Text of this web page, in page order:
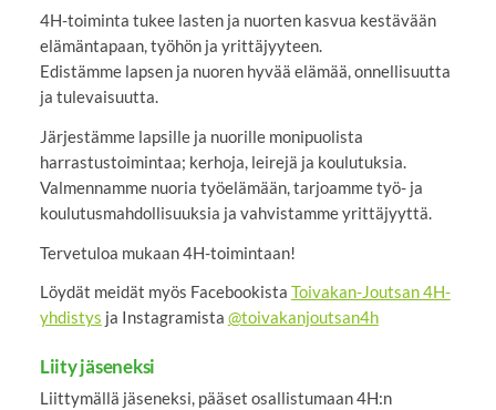
4H-toiminta tukee lasten ja nuorten kasvua kestävään
elämäntapaan, työhön ja yrittäjyyteen.
Edistämme lapsen ja nuoren hyvää elämää, onnellisuutta
ja tulevaisuutta.
Järjestämme lapsille ja nuorille monipuolista
harrastustoimintaa; kerhoja, leirejä ja koulutuksia.
Valmennamme nuoria työelämään, tarjoamme työ- ja
koulutusmahdollisuuksia ja vahvistamme yrittäjyyttä.
Tervetuloa mukaan 4H-toimintaan!
Löydät meidät myös Facebookista Toivakan-Joutsan 4H-
yhdistys ja Instagramista @toivakanjoutsan4h
Liity jäseneksi
Liittymällä jäseneksi, pääset osallistumaan 4H:n